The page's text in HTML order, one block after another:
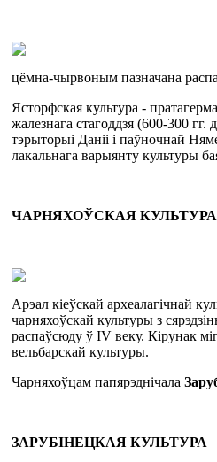
цёмна-чырвоным пазначана
Ясторфская культура -
жалезнага стагоддзя (600-300
тэрыторыі Даніі і паўночнай
лакальнага варыянту культуры
ЧАРНЯХОЎСКАЯ КУЛЬТУРА
Арэал кіеўскай археалагічнай
чарняхоўскай культуры з
распаўсюду ў IV веку. Кірунак
вельбарскай культуры.
Чарняхоўцам папярэднічала
ЗАРУБІНЕЦКАЯ КУЛЬТУРА